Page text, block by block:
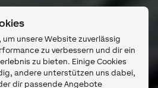
um unsere Website zuverlässig
zu verbessern und dir ein
zu bieten. Einige Cookies
andere unterstützen uns dabei,
dir passende Angebote